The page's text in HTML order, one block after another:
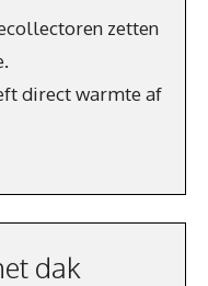
zetten
direct warmte af
dak